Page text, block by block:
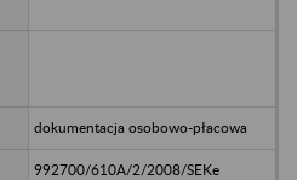
dokumentacja osobowo-płacowa
992700/610A/2/2008/SEKe